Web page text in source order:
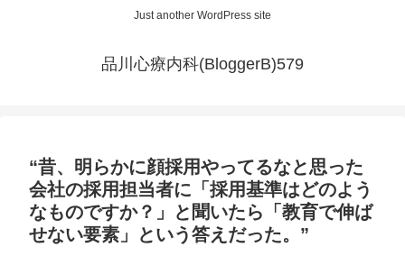
Just another WordPress site
品川心療内科(BloggerB)579
“昔、明らかに顔採用やってるなと思った
会社の採用担当者に「採用基準はどのよう
なものですか？」と聞いたら「教育で伸ば
せない要素」という答えだった。”